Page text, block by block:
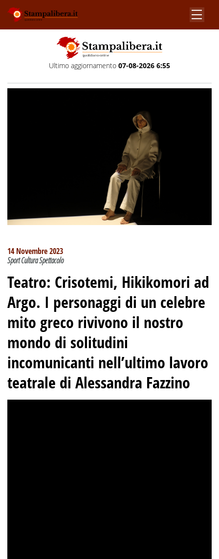
Ultimo aggiornamento 07-08-2026 6:55
14 Novembre 2023
Sport Cultura Spettacolo
Teatro: Crisotemi, Hikikomori ad
Argo. I personaggi di un celebre
mito greco rivivono il nostro
mondo di solitudini
incomunicanti nell’ultimo lavoro
teatrale di Alessandra Fazzino